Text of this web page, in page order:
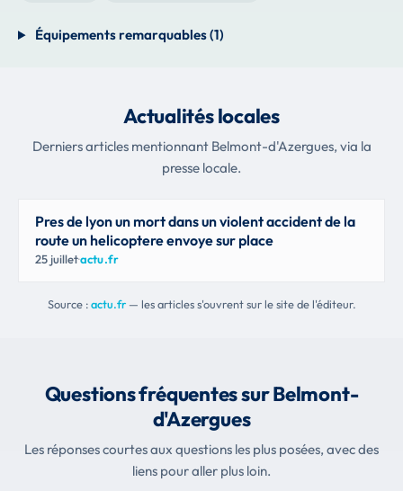
Équipements remarquables (1)
Actualités locales
Derniers articles mentionnant Belmont-d'Azergues, via la
presse locale.
Pres de lyon un mort dans un violent accident de la
route un helicoptere envoye sur place
25 juillet·actu.fr
Source :actu.fr— les articles s'ouvrent sur le site de l'éditeur.
Questions fréquentes sur Belmont-
d'Azergues
Les réponses courtes aux questions les plus posées, avec des
liens pour aller plus loin.